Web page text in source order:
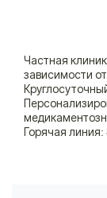
О нас
Контакты
Частная
зависимости
Горячая линия: